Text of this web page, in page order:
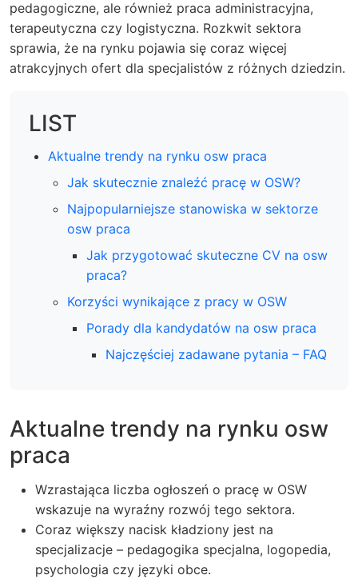
pedagogiczne, ale również praca administracyjna,
terapeutyczna czy logistyczna. Rozkwit sektora
sprawia, że na rynku pojawia się coraz więcej
atrakcyjnych ofert dla specjalistów z różnych dziedzin.
LIST
Aktualne trendy na rynku osw praca
Jak skutecznie znaleźć pracę w OSW?
Najpopularniejsze stanowiska w sektorze
osw praca
Jak przygotować skuteczne CV na osw
praca?
Korzyści wynikające z pracy w OSW
Porady dla kandydatów na osw praca
Najczęściej zadawane pytania – FAQ
Aktualne trendy na rynku osw
praca
Wzrastająca liczba ogłoszeń o pracę w OSW
wskazuje na wyraźny rozwój tego sektora.
Coraz większy nacisk kładziony jest na
specjalizacje – pedagogika specjalna, logopedia,
psychologia czy języki obce.